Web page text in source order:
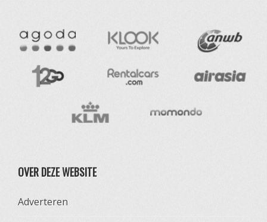
OVER DEZE WEBSITE
Adverteren